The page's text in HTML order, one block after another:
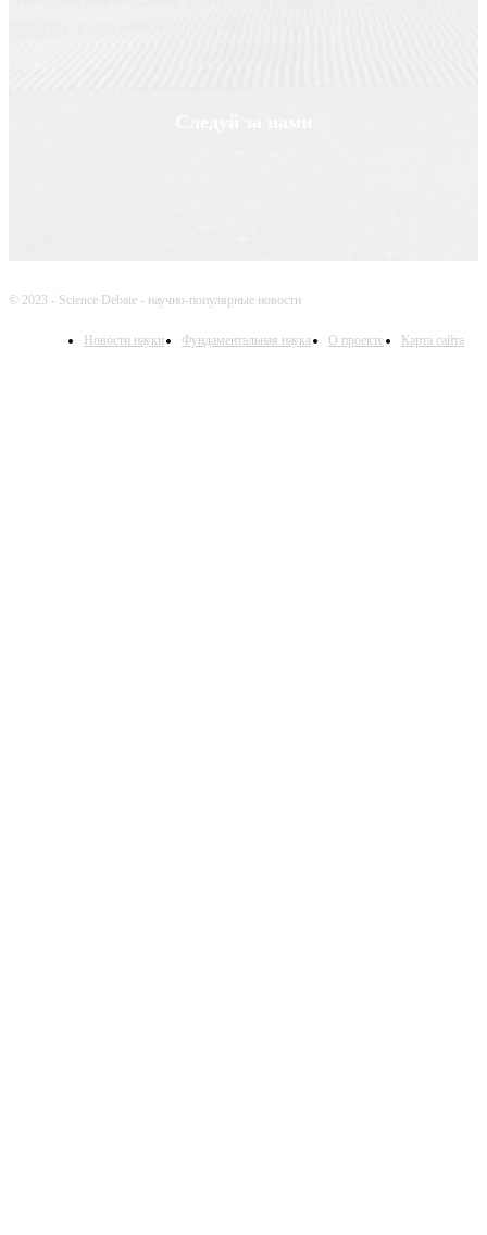
© 2023 - Science Debate - научно-популярные новости
Новости науки Фундаментальная наука О проекте Карта сайта